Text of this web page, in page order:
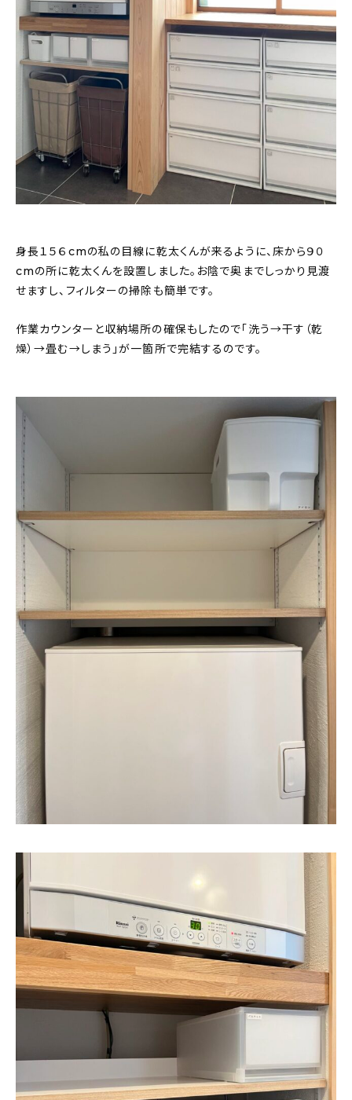
身長１５６cmの私の目線に乾太くんが来るように、床から９０
cmの所に乾太くんを設置しました。お陰で奥までしっかり見渡
せますし、フィルターの掃除も簡単です。
作業カウンターと収納場所の確保もしたので「洗う→干す（乾
燥）→畳む→しまう」が一箇所で完結するのです。